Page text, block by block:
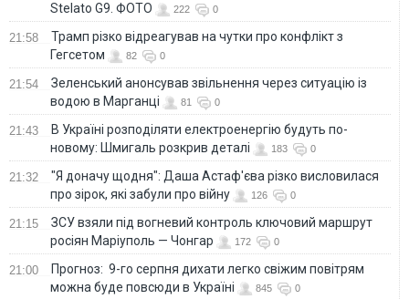
Stelato G9. ФОТО
222 0
21:58
Трамп різко відреагував на чутки про конфлікт з
Гегсетом
82 0
21:54
Зеленський анонсував звільнення через ситуацію із
водою в Марганці
81 0
21:43
В Україні розподіляти електроенергію будуть по-
новому: Шмигаль розкрив деталі
183 0
21:32
"Я доначу щодня": Даша Астаф'єва різко висловилася
про зірок, які забули про війну
126 0
21:15
ЗСУ взяли під вогневий контроль ключовий маршрут
росіян Маріуполь — Чонгар
172 0
21:00
Прогноз: 9-го серпня дихати легко свіжим повітрям
можна буде повсюди в Україні
845 0